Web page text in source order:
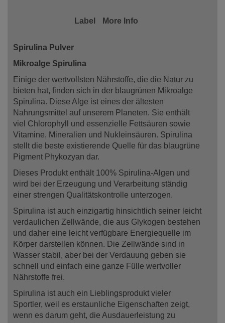
Label More Info
Spirulina Pulver
Mikroalge Spirulina
Einige der wertvollsten Nährstoffe, die die Natur zu
bieten hat, finden sich in der blaugrünen Mikroalge
Spirulina. Diese Alge ist eines der ältesten
Nahrungsmittel auf unserem Planeten. Sie enthält
viel Chlorophyll und essenzielle Fettsäuren sowie
Vitamine, Mineralien und Nukleinsäuren. Spirulina
stellt die beste existierende Quelle für das blaugrüne
Pigment Phykozyan dar.
Dieses Produkt enthält 100% Spirulina-Algen und
wird bei der Erzeugung und Verarbeitung ständig
einer strengen Qualitätskontrolle unterzogen.
Spirulina ist auch einzigartig hinsichtlich seiner leicht
verdaulichen Zellwände, die aus Glykogen bestehen
und daher eine leicht verfügbare Energiequelle im
Körper darstellen können. Die Zellwände sind in
Wasser stabil, aber bei der Verdauung geben sie
schnell und einfach eine ganze Fülle wertvoller
Nährstoffe frei.
Spirulina ist auch ein Lieblingsprodukt vieler
Sportler, weil es erstaunliche Eigenschaften zeigt,
wenn es darum geht, die Ausdauerleistung zu